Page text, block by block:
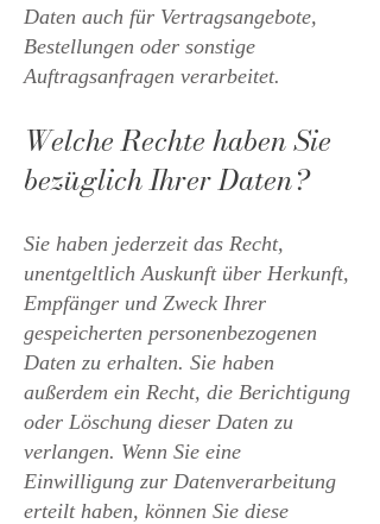
Daten auch für Vertragsangebote,
Bestellungen oder sonstige
Auftragsanfragen verarbeitet.
Welche Rechte haben Sie
bezüglich Ihrer Daten?
Sie haben jederzeit das Recht,
unentgeltlich Auskunft über Herkunft,
Empfänger und Zweck Ihrer
gespeicherten personenbezogenen
Daten zu erhalten. Sie haben
außerdem ein Recht, die Berichtigung
oder Löschung dieser Daten zu
verlangen. Wenn Sie eine
Einwilligung zur Datenverarbeitung
erteilt haben, können Sie diese